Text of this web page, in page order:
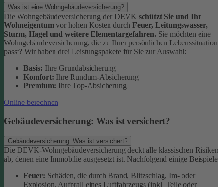
Was ist eine Wohngebäudeversicherung?
Die Wohngebäudeversicherung der DEVK schützt Sie und Ihr
Wohneigentum vor hohen Kosten durch Feuer, Leitungswasser,
Sturm, Hagel und weitere Elementargefahren. Sie möchten eine
Wohngebäudeversicherung, die zu Ihrer persönlichen Lebenssituation
passt? Wir haben drei Leistungspakete für Sie zur Auswahl:
Basis: Ihre Grundabsicherung
Komfort: Ihre Rundum-Absicherung
Premium: Ihre Top-Absicherung
Online berechnen
Gebäudeversicherung: Was ist versichert?
Gebäudeversicherung: Was ist versichert?
Die DEVK-Wohngebäudeversicherung deckt alle klassischen Risiken
ab, denen eine Immobilie ausgesetzt ist. Nachfolgend einige
Feuer: Schäden, die durch Brand, Blitzschlag, Im- oder
Explosion, Aufprall eines Luftfahrzeugs (inkl. Teile oder